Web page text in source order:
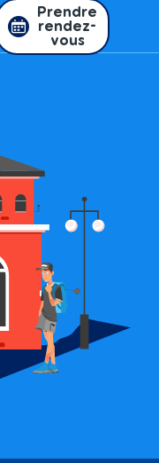
Prendre
rendez-
vous